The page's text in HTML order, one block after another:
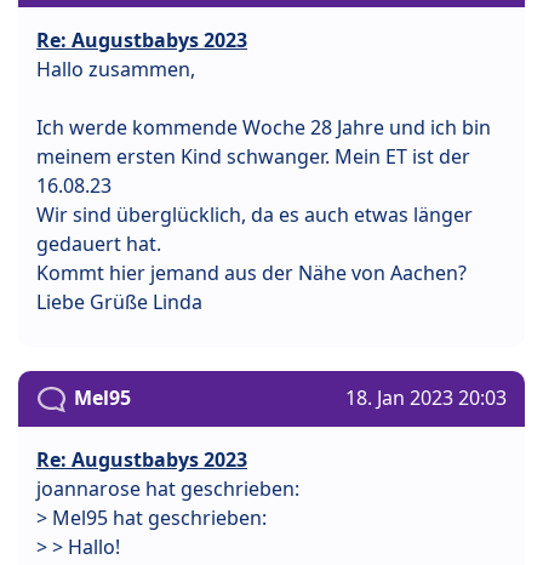
Re: Augustbabys 2023
Hallo zusammen,
Ich werde kommende Woche 28 Jahre und ich bin
meinem ersten Kind schwanger. Mein ET ist der
16.08.23
Wir sind überglücklich, da es auch etwas länger
gedauert hat.
Kommt hier jemand aus der Nähe von Aachen?
Liebe Grüße Linda
Mel95 18. Jan 2023 20:03
Re: Augustbabys 2023
joannarose hat geschrieben:
> Mel95 hat geschrieben:
> > Hallo!